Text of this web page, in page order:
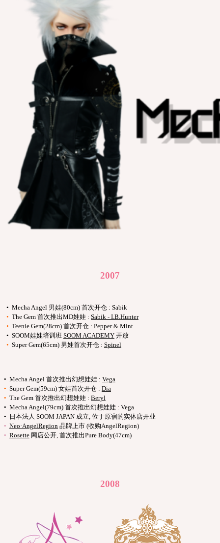
2007
• Mecha Angel 男娃(80cm) 首次开仓 : Sabik
• The Gem 首次推出MD娃娃 : Sabik - I.B.Hunter
• Teenie Gem(28cm) 首次开仓 : Pepper& Mint
• SOOM娃娃培训班 SOOM ACADEMY 开放
• Super Gem(65cm) 男娃首次开仓 : Spinel
• Mecha Angel 首次推出幻想娃娃 : Vega
• Super Gem(59cm) 女娃首次开仓 : Dia
• The Gem 首次推出幻想娃娃 : Beryl
• Mecha Angel(79cm) 首次推出幻想娃娃 : Vega
• 日本法人 SOOM JAPAN 成立, 位于原宿的实体店开业
• Neo·AngelRegion 品牌上市 (收购AngelRegion)
• Rosette 网店公开, 首次推出Pure Body(47cm)
2008